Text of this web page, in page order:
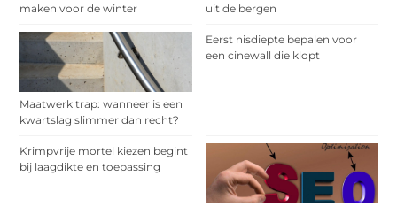
maken voor de winter
uit de bergen
Maatwerk trap: wanneer is een
kwartslag slimmer dan recht?
Eerst nisdiepte bepalen voor
een cinewall die klopt
Krimpvrije mortel kiezen begint
bij laagdikte en toepassing